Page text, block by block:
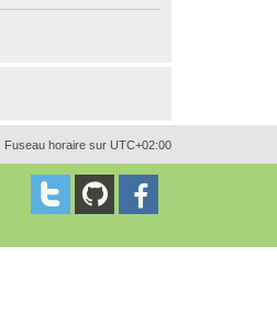
Fuseau horaire sur UTC+02:00